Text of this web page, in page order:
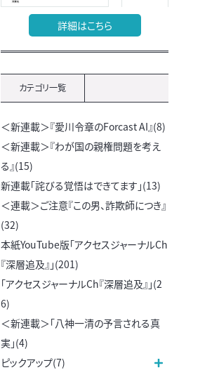
詳細はこちら
カテゴリ一覧
＜新連載＞『愛川令章のForcast AI』(8)
＜新連載＞『わが国の親権問題を考え
る』(15)
新連載「詫びる覚悟はできてます」(13)
＜連載＞ご注意『この男、詐欺師につき』
(32)
本紙YouTube版「アクセスジャーナルCh
『深層追及』」(201)
「アクセスジャーナルCh『深層追及』」(2
6)
＜新連載＞「八神一清の予言される真
実」(4)
ピックアップ(7)